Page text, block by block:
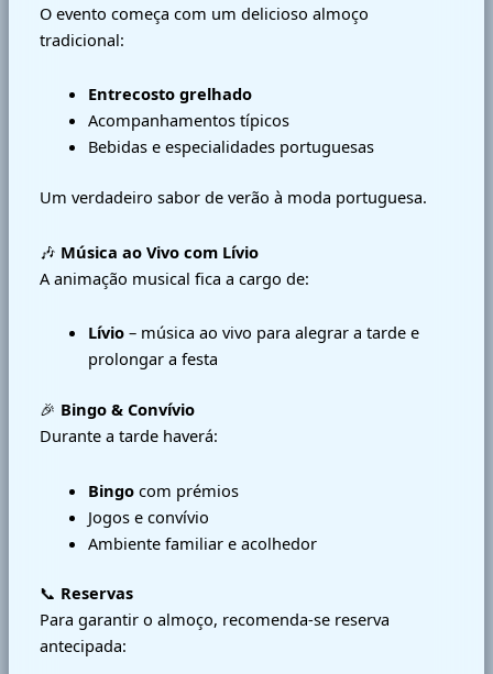
O evento começa com um delicioso almoço
tradicional:
Entrecosto grelhado
Acompanhamentos típicos
Bebidas e especialidades portuguesas
Um verdadeiro sabor de verão à moda portuguesa.
🎶 Música ao Vivo com Lívio
A animação musical fica a cargo de:
Lívio– música ao vivo para alegrar a tarde e
prolongar a festa
🎉 Bingo & Convívio
Durante a tarde haverá:
Bingocom prémios
Jogos e convívio
Ambiente familiar e acolhedor
📞 Reservas
Para garantir o almoço, recomenda‑se reserva
antecipada: